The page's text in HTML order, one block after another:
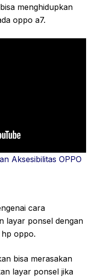
menghidupkan
oppo a7.
Aksesibilitas OPPO
cara
layar ponsel dengan
oppo.
bisa merasakan
layar ponsel jika